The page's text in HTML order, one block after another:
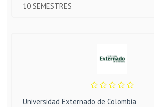
10 SEMESTRES
Universidad Externado de Colombia